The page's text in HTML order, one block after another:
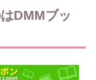
DMMブッ